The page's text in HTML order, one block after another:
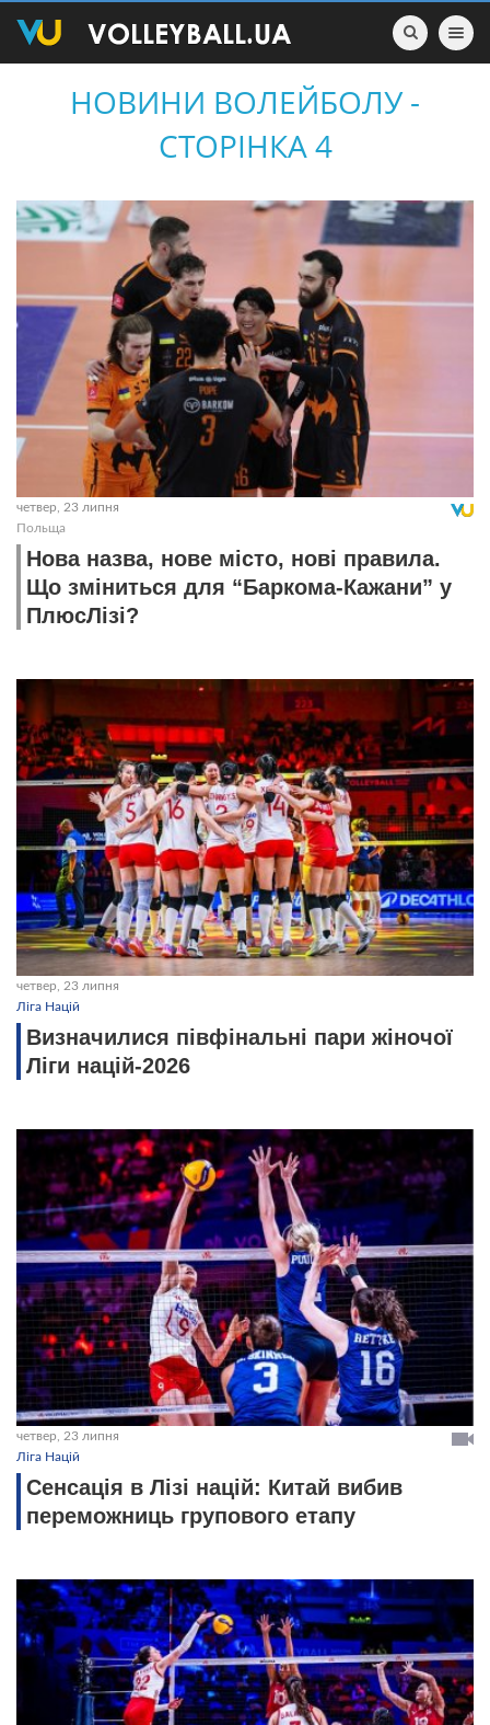
Toggle
НОВИНИ ВОЛЕЙБОЛУ -
СТОРІНКА 4
четвер, 23 липня
Польща
Нова назва, нове місто, нові правила.
Що зміниться для “Баркома-Кажани” у
ПлюсЛізі?
четвер, 23 липня
Ліга Націй
Визначилися півфінальні пари жіночої
Ліги націй-2026
четвер, 23 липня
Ліга Націй
Сенсація в Лізі націй: Китай вибив
переможниць групового етапу